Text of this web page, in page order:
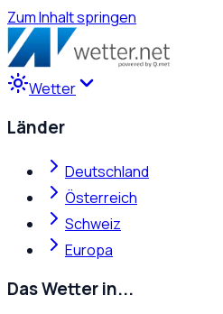
Zum Inhalt springen
Wetter
Länder
Deutschland
Österreich
Schweiz
Europa
Das Wetter in...